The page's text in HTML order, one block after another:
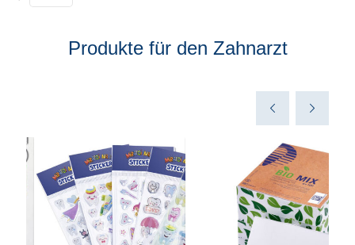
Produkte für den Zahnarzt